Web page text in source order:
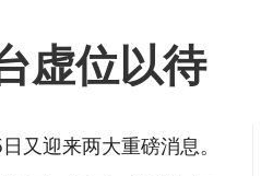
虚位以待
又迎来两大重磅消息。